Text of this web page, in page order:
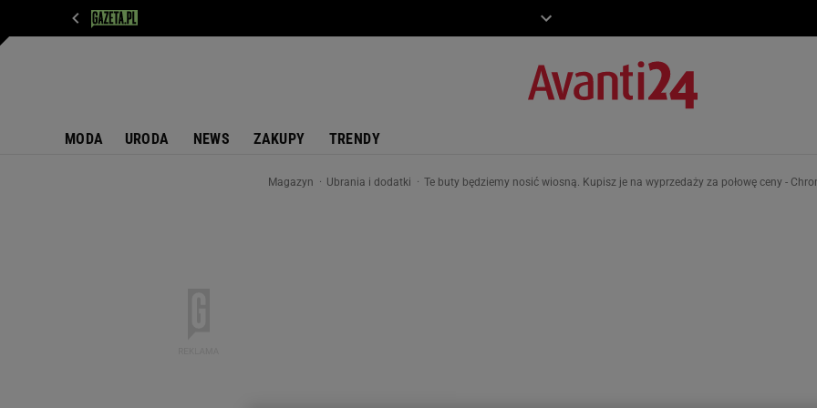
MODA URODA NEWS ZAKUPY TRENDY
Magazyn Ubrania i dodatki Te buty będziemy nosić wiosną. Kupisz je na wyprzedaży za połowę ceny -